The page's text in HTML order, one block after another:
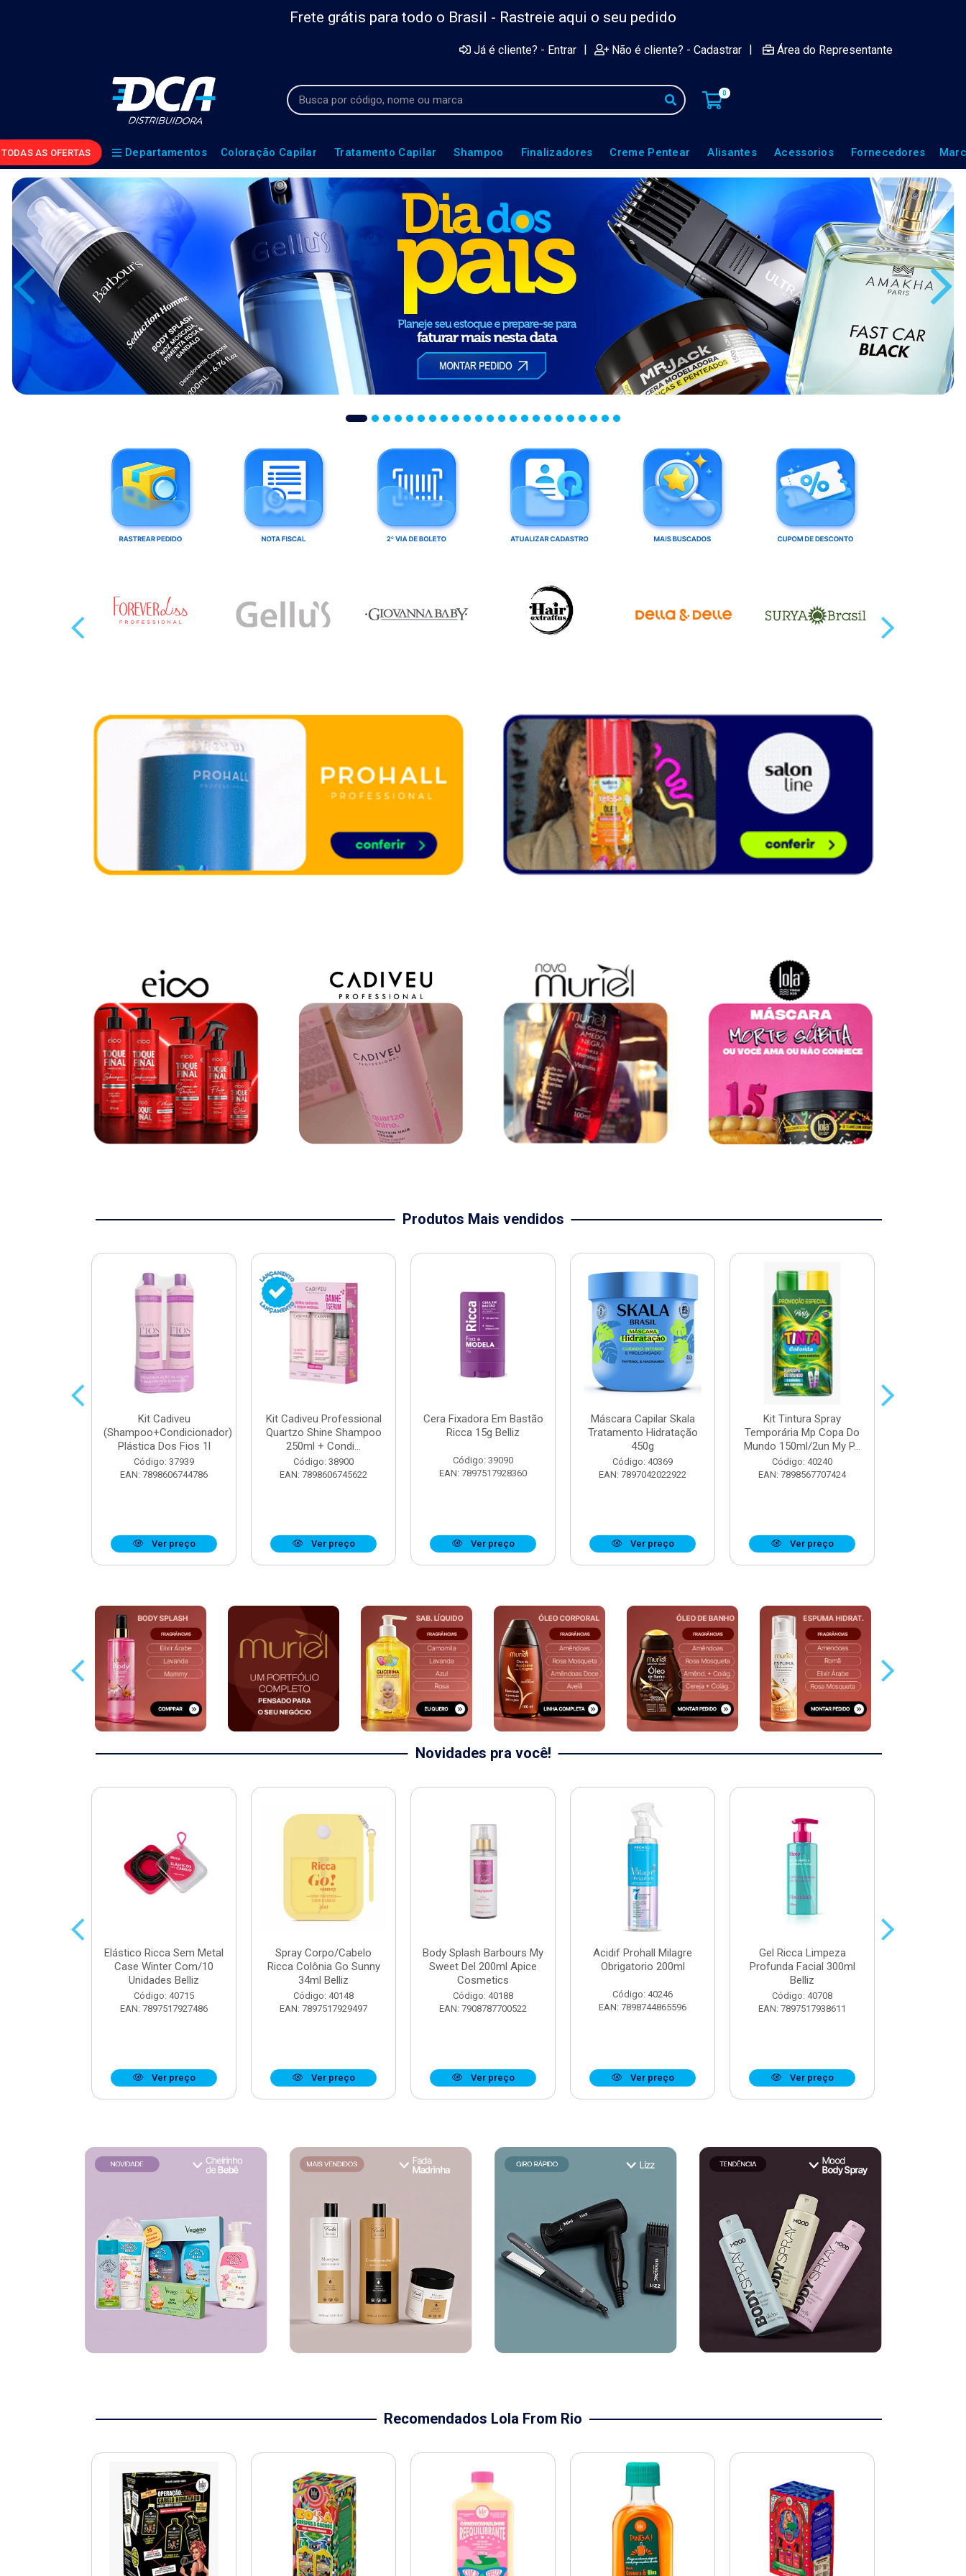
Frete grátis para todo o Brasil - Rastreie aqui o seu pedido
Já é cliente? - Entrar | Não é cliente? - Cadastrar | Área do Representante
0
TODAS AS OFERTAS Departamentos Coloração Capilar Tratamento Capilar Shampoo Finalizadores Creme Pentear Alisantes Acessorios Fornecedores
Produtos Mais vendidos
Kit Cadiveu
(Shampoo+Condicionador)
Plástica Dos Fios 1l
Código: 37939
EAN: 7898606744786
Ver preço
Kit Cadiveu Professional
Quartzo Shine Shampoo
250ml + Condi...
Código: 38900
EAN: 7898606745622
Ver preço
Cera Fixadora Em Bastão
Ricca 15g Belliz
Código: 39090
EAN: 7897517928360
Ver preço
Máscara Capilar Skala
Tratamento Hidratação
450g
Código: 40369
EAN: 7897042022922
Ver preço
Kit Tintura Spray
Temporária Mp Copa Do
Mundo 150ml/2un My P...
Código: 40240
EAN: 7898567707424
Ver preço
Novidades pra você!
Elástico Ricca Sem Metal
Case Winter Com/10
Unidades Belliz
Código: 40715
EAN: 7897517927486
Ver preço
Spray Corpo/Cabelo
Ricca Colônia Go Sunny
34ml Belliz
Código: 40148
EAN: 7897517929497
Ver preço
Body Splash Barbours My
Sweet Del 200ml Apice
Cosmetics
Código: 40188
EAN: 7908787700522
Ver preço
Acidif Prohall Milagre
Obrigatorio 200ml
Código: 40246
EAN: 7898744865596
Ver preço
Gel Ricca Limpeza
Profunda Facial 300ml
Belliz
Código: 40708
EAN: 7897517938611
Ver preço
Recomendados Lola From Rio